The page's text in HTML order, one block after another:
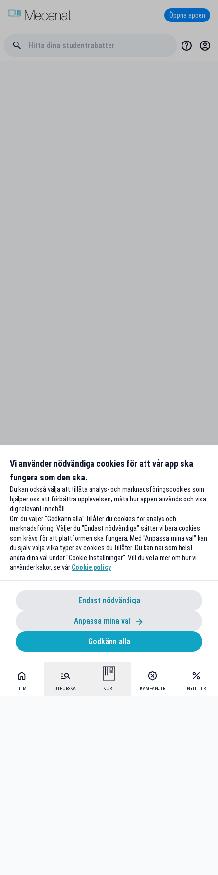
HEM UTFORSKA KORT KAMPANJER NYHETER
Öppna appen
Vi använder nödvändiga cookies för att vår app ska
fungera som den ska.
Du kan också välja att tillåta analys- och marknadsföringscookies som
hjälper oss att förbättra upplevelsen, mäta hur appen används och visa
dig relevant innehåll.
Om du väljer "Godkänn alla" tillåter du cookies för analys och
marknadsföring. Väljer du "Endast nödvändiga" sätter vi bara cookies
som krävs för att plattformen ska fungera. Med "Anpassa mina val" kan
du själv välja vilka typer av cookies du tillåter. Du kan när som helst
ändra dina val under "Cookie Inställningar". Vill du veta mer om hur vi
använder kakor, se vår Cookie policy
Endast nödvändiga
Anpassa mina val
Godkänn alla